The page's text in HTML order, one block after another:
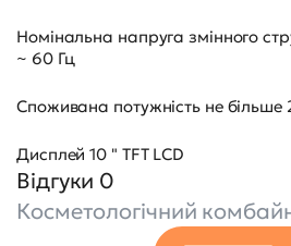
Номінальна напруга змінного
~ 60 Гц
Споживана потужність не більше
Дисплей 10 " TFT LCD
Відгуки 0
Косметологічний